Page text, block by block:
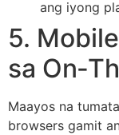
ang iyong
5.
sa
Maayos na
browsers gamit